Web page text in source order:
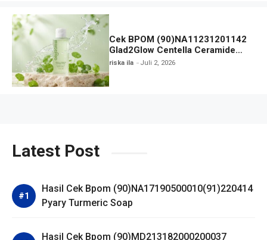
Cek BPOM (90)NA11231201142
Glad2Glow Centella Ceramide
Soothing Toner
riska ila Juli 2, 2026
Latest Post
Hasil Cek Bpom (90)NA17190500010(91)220414
Pyary Turmeric Soap
Hasil Cek Bpom (90)MD213182000200037